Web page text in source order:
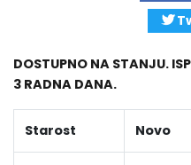
DOSTUPNO NA STANJU.
3 RADNA DANA.
Starost Novo